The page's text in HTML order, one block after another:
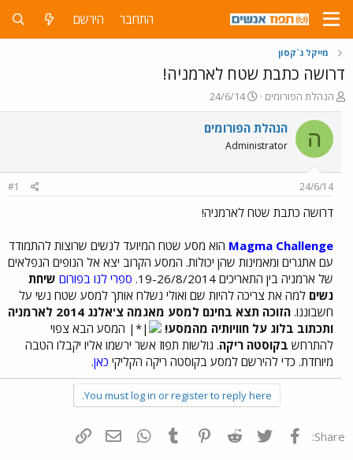
התחבר הירשם
מייקל ג`קסון
דרושה כתבת שטח לארמניה!
פ
ו
ת
ח
ה
ש
א
הנהלת הפורומים
פ
ו
ר
ם
ר
24/6/14
ה הנהלת הפורומים
Administrator
24/6/14
#1
דרושה כתבת שטח לארמניה!
Magma Challenge הוא מסע שטח המיועד לנשים שרוצות להתמודד
עם אתגרים ומאמינות שהן יכולות. המסע הקרוב יצא אל הנופים הנפלאים
של ארמניה בין התאריכים 19-26/8/2014.
ספרי לנו בפורום שיחת
נשים למה את צריכה להיות שם ואולי נשלח אותך למסע שטח נשי על
חשבוננו.
הזוכה תצא בחינם למסע מאגמה צ'אלנג 2014 לארמניה
ותכתוב בלוג על חוויותיה מהמסע!
המסע הבא צפוי
להתרחש בקוסטה ריקה. גולשות תפוז אשר ירשמו אליו יקבלו הטבה
מיוחדת. כדי להירשם למסע בקוסטה ריקה הקליקי כאן.
You must log in or register to reply here.
Share: פייסבוק Twitter
Reddit
Pinterest
Tumblr
WhatsAppדואר אלקטרוני